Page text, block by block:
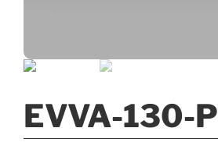
EVVA-130-P